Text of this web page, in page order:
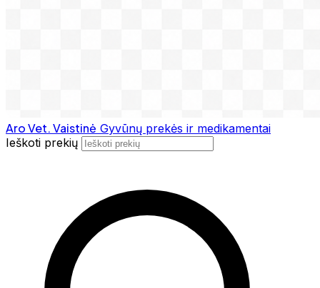
Aro Vet. Vaistinė Gyvūnų prekės ir medikamentai
Ieškoti prekių